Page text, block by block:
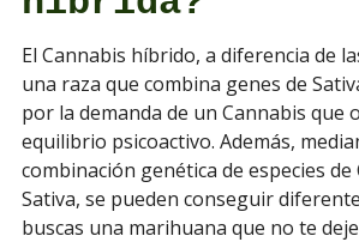
El Cannabis híbrido, a diferencia de
una raza que combina genes de
por la demanda de un Cannabis que
equilibrio psicoactivo. Además,
combinación genética de especies de
Sativa, se pueden conseguir
buscas una marihuana que no te